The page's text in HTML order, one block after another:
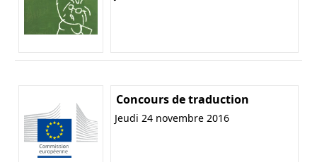
Concours de traduction
Jeudi 24 novembre 2016